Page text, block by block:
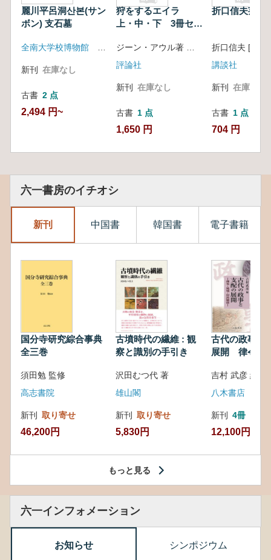
麗川平呂洞산본(サン
ボン) 支石墓
新刊 在庫なし
古書 2 点
2,494 円~
狩をするエイラ
上・中・下 3冊セッ
評論社
新刊 在庫なし
古書 1 点
1,650 円
折口信夫芸能
講談社
新刊 在庫なし
古書 1 点
704 円
六一書房のイチオシ
新刊 中国書 韓国書 電子書籍
国分寺研究綜合事典
全三巻
須田勉 監修
高志書院
新刊 取り寄せ
46,200円
古墳時代の繊維 : 観
察と識別の手引き
沢田むつ代 著
雄山閣
新刊 取り寄せ
5,830円
古代の政事と
展開 律令・
吉村 武彦 編集
八木書店
新刊 4冊
12,100円
もっと見る
六一インフォメーション
お知らせ シンポジウム